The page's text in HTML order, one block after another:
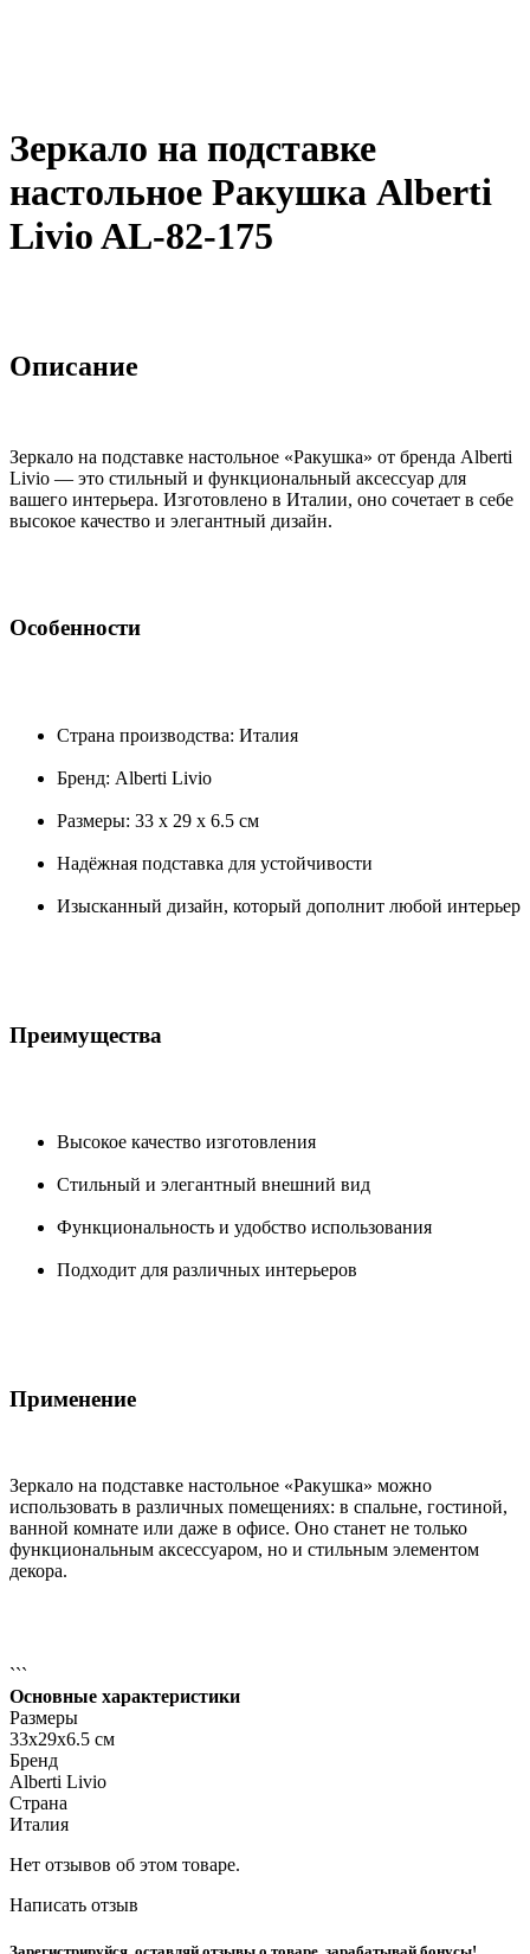
Зеркало на подставке
настольное Ракушка Alberti
Livio AL-82-175
Описание
Зеркало на подставке настольное «Ракушка» от бренда Alberti
Livio — это стильный и функциональный аксессуар для
вашего интерьера. Изготовлено в Италии, оно сочетает в себе
высокое качество и элегантный дизайн.
Особенности
Страна производства: Италия
Бренд: Alberti Livio
Размеры: 33 x 29 x 6.5 см
Надёжная подставка для устойчивости
Изысканный дизайн, который дополнит любой интерьер
Преимущества
Высокое качество изготовления
Стильный и элегантный внешний вид
Функциональность и удобство использования
Подходит для различных интерьеров
Применение
Зеркало на подставке настольное «Ракушка» можно
использовать в различных помещениях: в спальне, гостиной,
ванной комнате или даже в офисе. Оно станет не только
функциональным аксессуаром, но и стильным элементом
декора.
```
Основные характеристики
Размеры
33x29x6.5 см
Бренд
Alberti Livio
Страна
Италия
Нет отзывов об этом товаре.
Написать отзыв